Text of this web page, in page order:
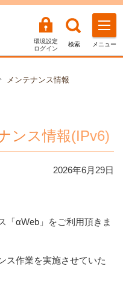
環境設定
ログイン
検索 メニュー
メンテナンス情報
ンス情報(IPv6)
2026年6月 29日
「αWeb」をご利用頂きま
ス作業を実施させていた